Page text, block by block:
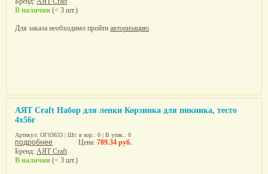
В наличии (< 3 шт.)
Для заказа необходимо пройти авторизацию.
AЯТ Craft Набор для лепки Корзинка для пикника, тесто
4х56г
Артикул: ОГ03633 | Шт. в кор.: 0 | В упак.: 0
подробнее Цена: 789.34 руб.
Бренд: AЯТ Craft
В наличии (< 3 шт.)